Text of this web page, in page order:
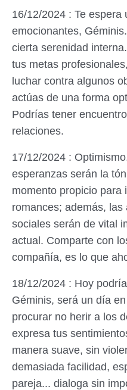
16/12/2024 : Te
emocionantes,
cierta serenidad
tus metas
luchar contra algunos
actúas de una forma
Podrías tener
relaciones.
17/12/2024 :
esperanzas serán la
momento propicio para
romances; además,
sociales serán de vital
actual. Comparte con
compañía, es lo que
18/12/2024 : Hoy
Géminis, será un día
procurar no herir a los
expresa tus
manera suave, sin
demasiada facilidad,
pareja... dialoga sin